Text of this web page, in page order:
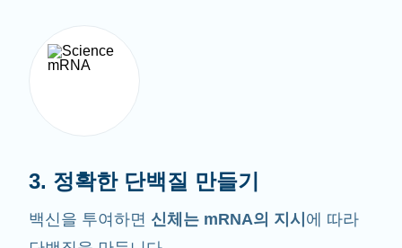
3. 정확한 단백질 만들기
백신을 투여하면 신체는 mRNA의 지시 에 따라